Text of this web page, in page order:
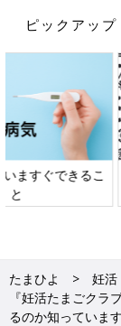
ピックアップ
日本外来小児科学
たまひよ 妊活
『妊活たまごクラ
るのか知っていま